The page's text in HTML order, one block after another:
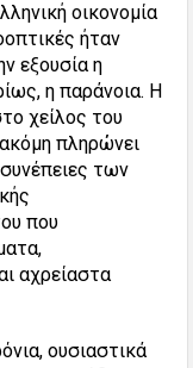
οικονομία
ήταν
εξουσία η
η παράνοια. Η
χείλος του
πληρώνει
των
που
αχρείαστα
ουσιαστικά